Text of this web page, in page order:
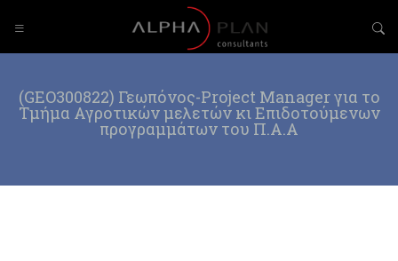
(GEO300822) Γεωπόνος-Project Manager για το
Τμήμα Αγροτικών μελετών κι Επιδοτούμενων
προγραμμάτων του Π.Α.Α